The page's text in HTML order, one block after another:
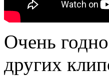
Очень
других